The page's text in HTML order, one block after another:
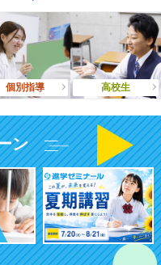
個別指導 高校生
ン